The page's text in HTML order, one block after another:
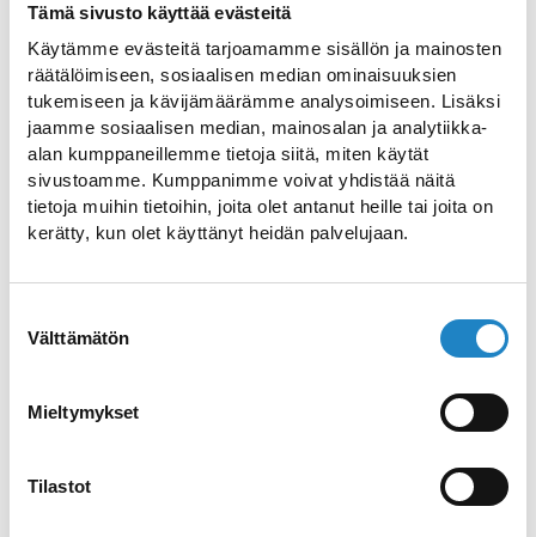
Tämä sivusto käyttää evästeitä
Käytämme evästeitä tarjoamamme sisällön ja mainosten
räätälöimiseen, sosiaalisen median ominaisuuksien
tukemiseen ja kävijämäärämme analysoimiseen. Lisäksi
jaamme sosiaalisen median, mainosalan ja analytiikka-
alan kumppaneillemme tietoja siitä, miten käytät
sivustoamme. Kumppanimme voivat yhdistää näitä
tietoja muihin tietoihin, joita olet antanut heille tai joita on
kerätty, kun olet käyttänyt heidän palvelujaan.
valinta
Välttämätön
Mieltymykset
Tilastot
Kavallerie Museum
Geschichte der finnischen Kavallerie
Wolkoffs Hausmuseum
Einzigartige Geschichte von Lappeenranta
Saimaa Kanal Museum
Einblicke in die Bauarbeiten am Saimaa
Erleben Sie das ländliche Milieu in